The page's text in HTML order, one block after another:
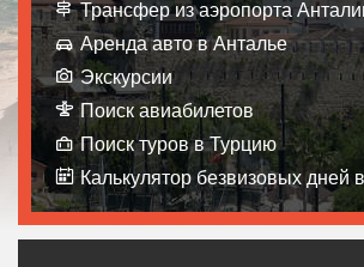
Трансфер из аэропорта
Аренда авто в Анталье
Экскурсии
Поиск авиабилетов
Поиск туров в Турцию
Калькулятор безвизовых дней